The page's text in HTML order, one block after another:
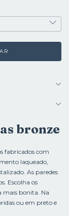
bronze
fabricados com
laqueado,
As paredes
Escolha os
mais bonita. Na
ou em preto e